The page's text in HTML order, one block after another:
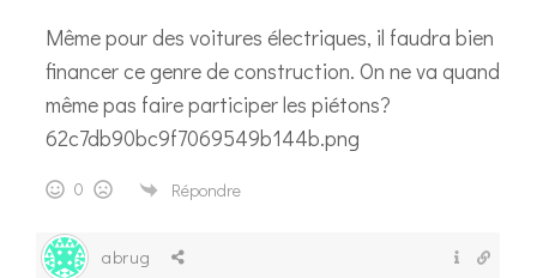
Même pour des voitures électriques, il faudra bien
financer ce genre de construction. On ne va quand
même pas faire participer les piétons?
62c7db90bc9f7069549b144b.png
0 Répondre
abrug